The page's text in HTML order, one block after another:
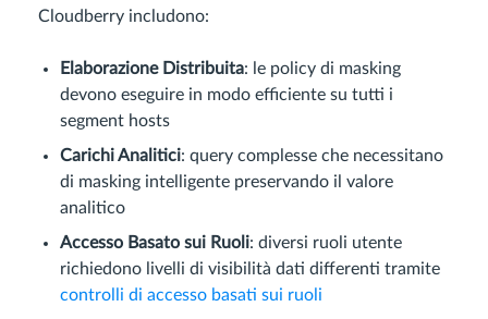
Cloudberry includono:
Elaborazione Distribuita: le policy di masking
devono eseguire in modo efficiente su tutti i
segment hosts
Carichi Analitici: query complesse che necessitano
di masking intelligente preservando il valore
analitico
Accesso Basato sui Ruoli: diversi ruoli utente
richiedono livelli di visibilità dati differenti tramite
controlli di accesso basati sui ruoli